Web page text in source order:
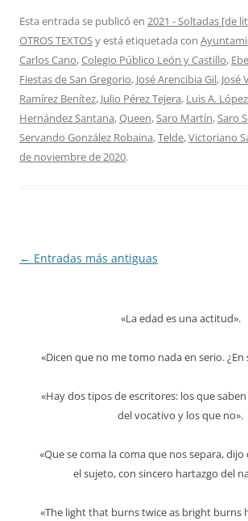
Esta entrada se publicó en 2021 - Soltadas [de
OTROS TEXTOSy está etiquetada con
Carlos Cano,Colegio Público León y Castillo,
Fiestas de San Gregorio, José Arencibia Gil, José
Ramírez Benítez, Julio Pérez Tejera, Luis A.
Hernández Santana,Queen,Saro Martín,Saro
Servando González Robaina,Telde,Victoriano
de noviembre de 2020.
Navegación
← Entradas más antiguas
«La edad es una actitud».
«Dicen que no me tomo nada en serio. ¿En
«Hay dos tipos de escritores: los que
del vocativo y los que no».
«Que se coma la coma que nos separa,
el sujeto, con sincero hartazgo del
«The light that burns twice as bright burns